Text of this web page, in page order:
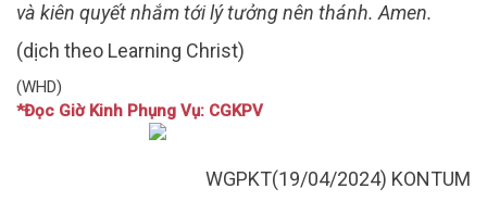
và kiên quyết nhắm tới lý tưởng nên thánh. Amen.
(dịch theo Learning Christ)
(WHD)
*Đọc Giờ Kinh Phụng Vụ: CGKPV
WGPKT(19/04/2024) KONTUM